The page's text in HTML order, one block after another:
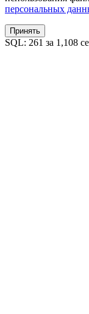
персональных
Принять
SQL: 261 за 1,108